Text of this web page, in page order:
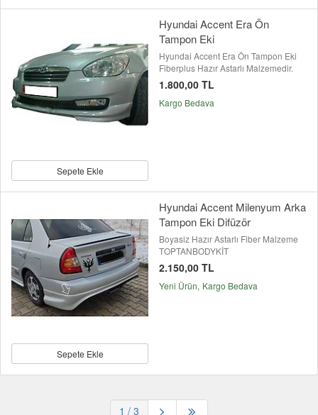
Sepete Ekle
Hyundai Accent Era Ön
Tampon Eki
Hyundai Accent Era Ön Tampon Eki
Fiberplus Hazır Astarlı Malzemedir.
1.800,00 TL
Kargo Bedava
Sepete Ekle
Hyundai Accent Milenyum Arka
Tampon Eki Difüzör
Boyasiz Hazır Astarlı Fiber Malzeme
TOPTANBODYKİT
2.150,00 TL
Yeni Ürün Kargo Bedava
1 / 3